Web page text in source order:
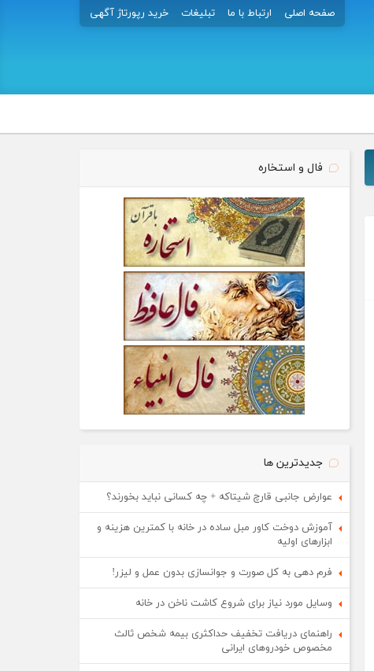
صفحه اصلی ارتباط با ما تبلیغات خرید رپورتاژ آگهی
فال و استخاره
جدیدترین ها
عوارض جانبی قارچ شیتاکه + چه کسانی نباید بخورند؟
آموزش دوخت کاور مبل ساده در خانه با کمترین هزینه و
ابزارهای اولیه
فرم دهی به کل صورت و جوانسازی بدون عمل و لیزر!
وسایل مورد نیاز برای شروع کاشت ناخن در خانه
راهنمای دریافت تخفیف حداکثری بیمه شخص ثالث
مخصوص خودروهای ایرانی